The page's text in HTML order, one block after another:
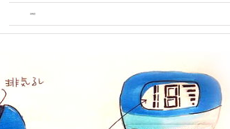
矽膠客製